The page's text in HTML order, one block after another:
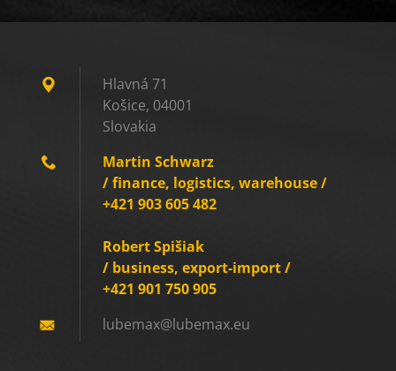
Hlavná 71
Košice, 04001
Slovakia
Martin Schwarz
/ finance, logistics, warehouse /
+421 903 605 482
Robert Spišiak
/ business, export-import /
+421 901 750 905
lubemax@lubemax.eu